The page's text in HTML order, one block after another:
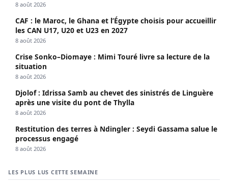
8 août 2026
CAF : le Maroc, le Ghana et l’Égypte choisis pour accueillir
les CAN U17, U20 et U23 en 2027
8 août 2026
Crise Sonko–Diomaye : Mimi Touré livre sa lecture de la
situation
8 août 2026
Djolof : Idrissa Samb au chevet des sinistrés de Linguère
après une visite du pont de Thylla
8 août 2026
Restitution des terres à Ndingler : Seydi Gassama salue le
processus engagé
8 août 2026
LES PLUS LUS CETTE SEMAINE